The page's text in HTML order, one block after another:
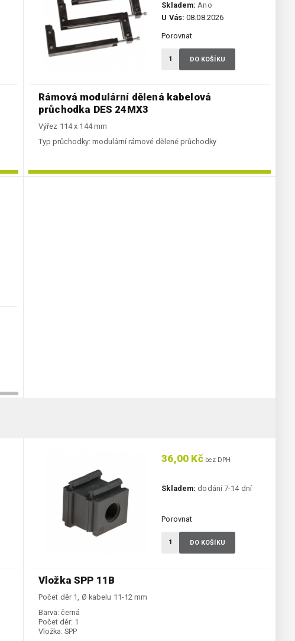
Rámová modulární dělená kabelová
průchodka DES 24MX3
Výřez 114 x 144 mm
Typ průchodky: modulární rámové dělené průchodky
Skladem: Ano
U Vás: 08.08.2026
Porovnat
DO KOŠÍKU
Vložka SPP 11B
Počet děr 1, Ø kabelu 11-12 mm
Barva: černá
Počet děr: 1
Vložka: SPP
36,00 Kčbez DPH
Skladem: dodání 7-14 dní
Porovnat
DO KOŠÍKU